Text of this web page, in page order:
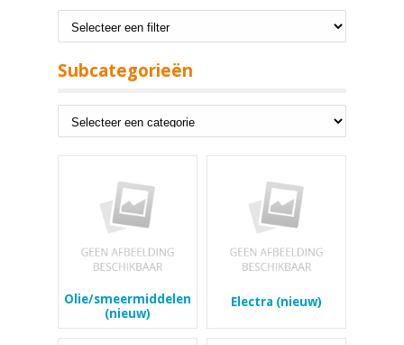
Subcategorieën
Olie/smeermiddelen
(nieuw)
Electra (nieuw)